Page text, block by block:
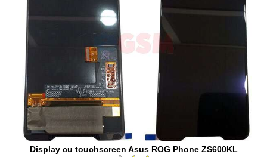
Display cu touchscreen Asus ROG Phone ZS600KL